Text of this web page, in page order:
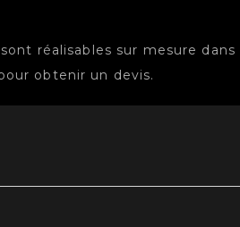
réalisables sur mesure dans
obtenir un devis.